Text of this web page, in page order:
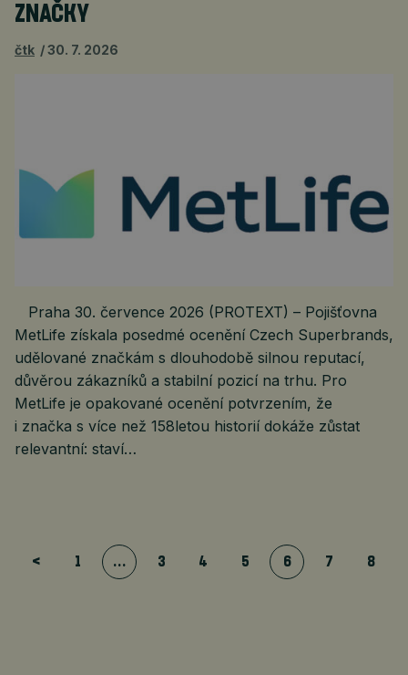
ZNAČKY
čtk 30. 7. 2026
Praha 30. července 2026 (PROTEXT) – Pojišťovna
MetLife získala posedmé ocenění Czech Superbrands,
udělované značkám s dlouhodobě silnou reputací,
důvěrou zákazníků a stabilní pozicí na trhu. Pro
MetLife je opakované ocenění potvrzením, že
i značka s více než 158letou historií dokáže zůstat
relevantní: staví…
< 1 … 3 4 5 6 7 8